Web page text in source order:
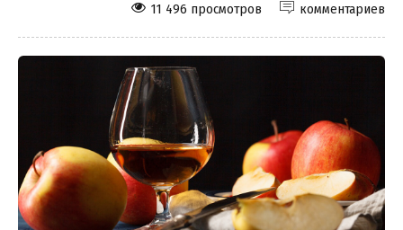
комментариев
11 496 просмотров